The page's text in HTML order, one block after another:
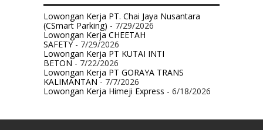
Lowongan Kerja PT. Chai Jaya Nusantara
(CSmart Parking) - 7/29/2026
Lowongan Kerja CHEETAH
SAFETY- 7/29/2026
Lowongan Kerja PT KUTAI INTI
BETON- 7/22/2026
Lowongan Kerja PT GORAYA TRANS
KALIMANTAN- 7/7/2026
Lowongan Kerja Himeji Express - 6/18/2026